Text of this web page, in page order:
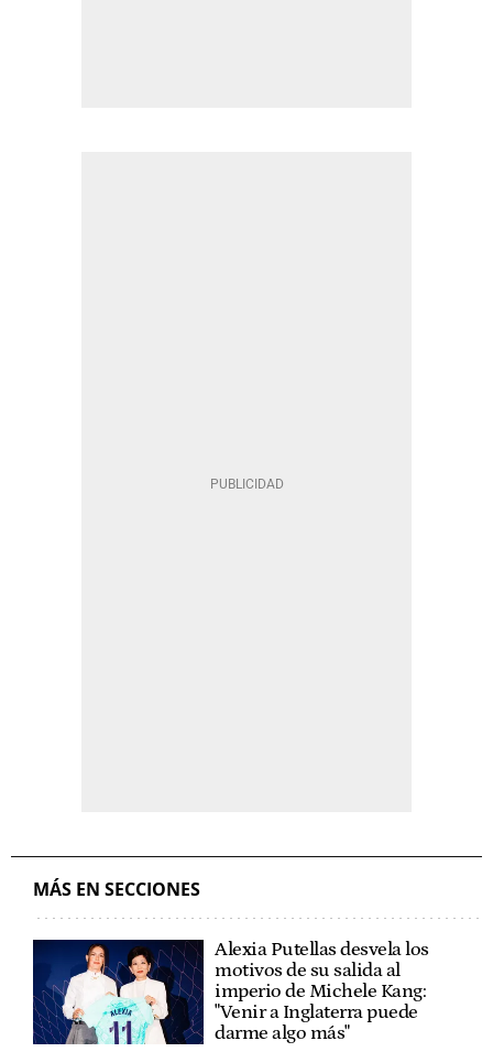
MÁS EN SECCIONES
Alexia Putellas desvela los
motivos de su salida al
imperio de Michele Kang:
"Venir a Inglaterra puede
darme algo más"